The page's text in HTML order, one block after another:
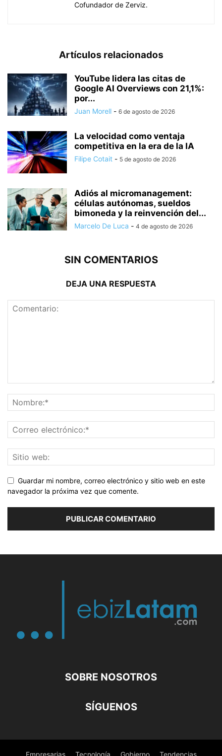
Cofundador de Zerviz.
Artículos relacionados
YouTube lidera las citas de
Google AI Overviews con 21,1%:
por...
Juan Morell - 6 de agosto de 2026
La velocidad como ventaja
competitiva en la era de la IA
Filipe Cotait - 5 de agosto de 2026
Adiós al micromanagement:
células autónomas, sueldos
bimoneda y la reinvención del...
Marcelo De Luca - 4 de agosto de 2026
SIN COMENTARIOS
DEJA UNA RESPUESTA
Guardar mi nombre, correo electrónico y sitio web en este
navegador la próxima vez que comente.
SOBRE NOSOTROS
SÍGUENOS
Empresarias Tecnología Gobierno Tendencias